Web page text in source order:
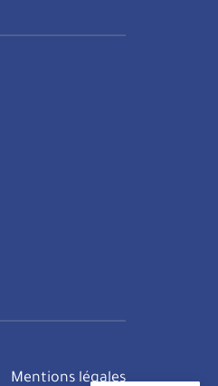
Mentions légales